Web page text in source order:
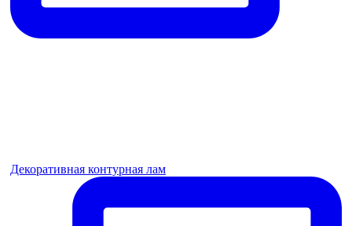
Декоративная контурная лам